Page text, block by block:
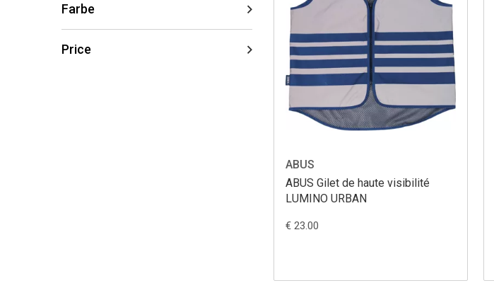
Farbe
Price
ABUS
ABUS Gilet de haute visibilité
LUMINO URBAN
€ 23.00